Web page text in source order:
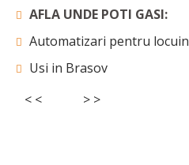
AFLA UNDE POTI GASI:
Automatizari pentru
Usi in Brasov
< <
> >